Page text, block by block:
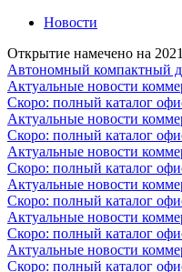
Новости
Открытие намечено на
Автономный компактный
Актуальные новости
Скоро: полный каталог
Актуальные новости
Скоро: полный каталог
Актуальные новости
Скоро: полный каталог
Актуальные новости
Скоро: полный каталог
Актуальные новости
Скоро: полный каталог
Актуальные новости
Скоро: полный каталог